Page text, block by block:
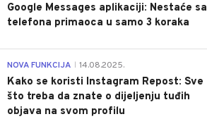
Google Messages aplikaciji: Nestaće sa
telefona primaoca u samo 3 koraka
NOVA FUNKCIJA 14.08.2025.
Kako se koristi Instagram Repost: Sve
što treba da znate o dijeljenju tuđih
objava na svom profilu